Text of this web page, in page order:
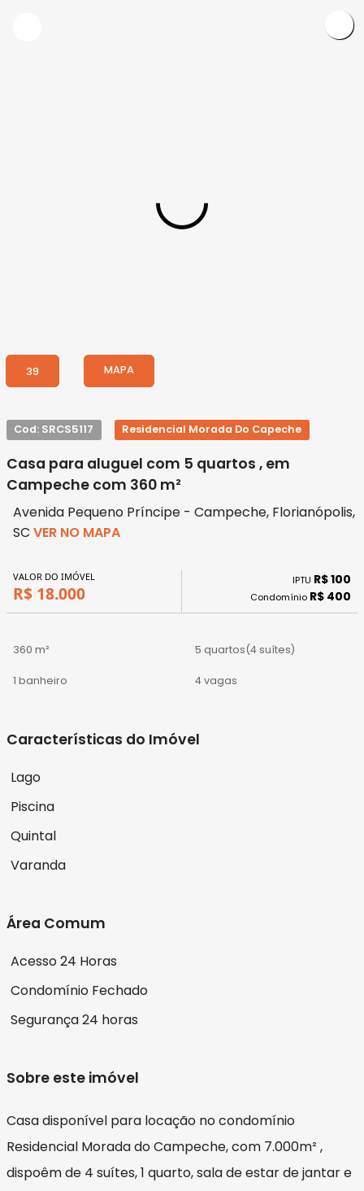
39 MAPA
Cod: SRCS5117 Residencial Morada Do Capeche
Casa para aluguel com 5 quartos , em
Campeche com 360 m²
Avenida Pequeno Príncipe - Campeche, Florianópolis,
SC VER NO MAPA
VALOR DO IMÓVEL
R$ 18.000
IPTU R$ 100
Condomínio R$ 400
360 m² 5 quartos(4 suítes)
1 banheiro 4 vagas
Características do Imóvel
Lago
Piscina
Quintal
Varanda
Área Comum
Acesso 24 Horas
Condomínio Fechado
Segurança 24 horas
Sobre este imóvel
Casa disponível para locação no condomínio
Residencial Morada do Campeche, com 7.000m² ,
dispoêm de 4 suítes, 1 quarto, sala de estar de jantar e